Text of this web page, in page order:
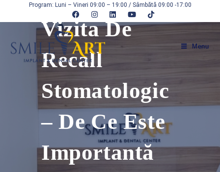
Program: Luni – Vineri 09:00 – 19:00 / Sâmbătă 09:00 -17:00
Menu
Vizita De
Recall
Stomatologic
– De Ce Este
Importantă